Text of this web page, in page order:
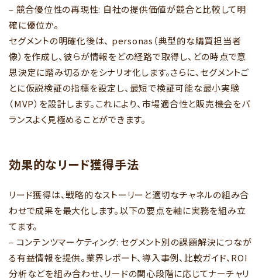
– 競合優位性の再現性: 自社の提供価値が競合と比較して明
確に優位か。
セグメントの明確化後は、 personas（典型的な購買担当者
像）を作成し、彼らが情報をどの経路で取得し、どの時点で意
思決定に踏み切るかをシナリオ化します。さらに、セグメントご
とに仮説検証の指標を設定し、最短で検証可能な最小実験
（MVP）を設計します。これにより、市場適合性と販売機会をバ
ランスよく見極めることができます。
効果的なリード獲得手法
リード獲得は、戦略的なストーリーと適切なチャネルの組み合
わせで成果を最大化します。以下の要点を軸に実務を組み立
てます。
– コンテンツマーケティング: セグメント別の課題解決につなが
る有益情報を提供。業界レポート、導入事例、比較ガイド、ROI
分析などを組み合わせ、リードの関心段階に応じてナーチャリ